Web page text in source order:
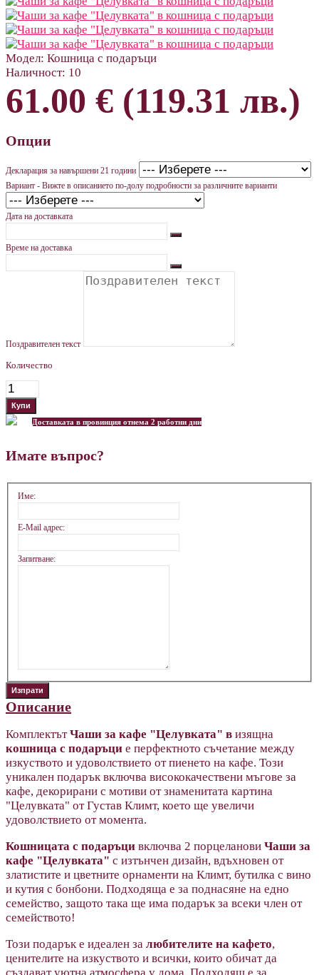
Модел: Кошница с подаръци
Наличност: 10
61.00 € (119.31 лв.)
Опции
Декларация за навършени 21 години
Вариант - Вижте в описанието по-долу подробности за различните варианти
Дата на доставката
Време на доставка
Поздравителен текст
Количество
Доставката в провинция отнема 2 работни дни
Имате въпрос?
Име:
E-Mail адрес:
Запитване:
Описание
КомплектътЧаши за кафе "Целувката" в изящна
кошница с подаръци е перфектното съчетание между
изкуството и удоволствието от пиенето на кафе. Този
уникален подарък включва висококачествени мъгове за
кафе, декорирани с мотиви от знаменитата картина
"Целувката" от Густав Климт, което ще увеличи
удоволствието от момента.
Кошницата с подаръци включва 2 порцеланови Чаши за
кафе "Целувката" с изтънчен дизайн, вдъхновен от
златистите и цветните орнаменти на Климт, бутилка с вино
и кутия с бонбони. Подходяща е за поднасяне на едно
семейство, защото така ще има подарък за всеки член от
семейството!
Този подарък е идеален за любителите на кафето,
ценителите на изкуството и всички, които обичат да
създават уютна атмосфера у дома. Подходящ е за